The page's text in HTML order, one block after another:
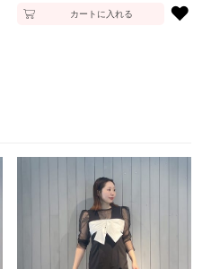
カートに入れる ♥